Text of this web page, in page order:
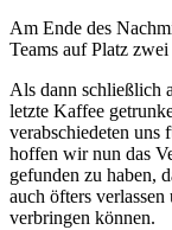
Am Ende des
Teams auf Platz
Als dann schließlich
letzte Kaffee
verabschiedeten uns
hoffen wir nun das
gefunden zu haben,
auch öfters
verbringen können.